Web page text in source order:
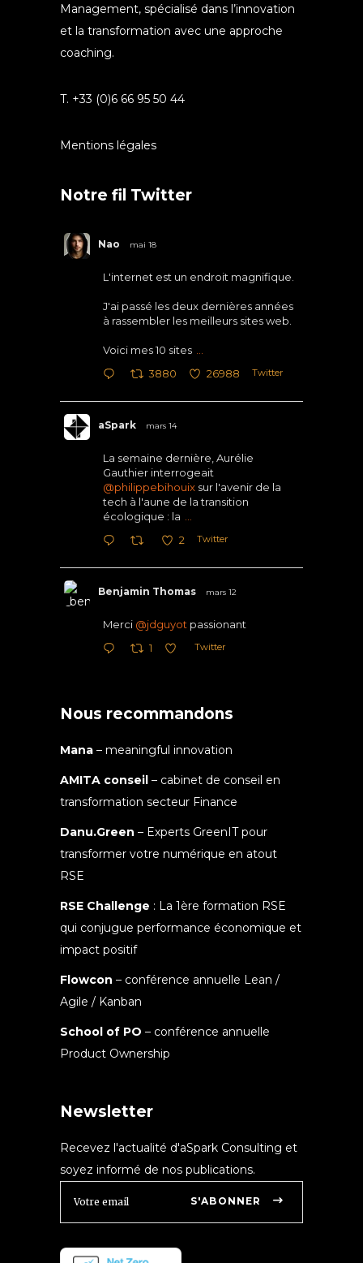
Management, spécialisé dans l’innovation
et la transformation avec une approche
coaching.
T. +33 (0)6 66 95 50 44
Mentions légales
Notre fil Twitter
Nao mai 18
L'internet est un endroit magnifique.
J'ai passé les deux dernières années
à rassembler les meilleurs sites web.
Voici mes 10 sites
3880 26988 Twitter
aSpark mars 14
La semaine dernière, Aurélie
Gauthier interrogeait
@philippebihouix sur l'avenir de la
tech à l'aune de la transition
écologique : la
2 Twitter
Benjamin Thomas mars 12
Merci @jdguyot passionant
1 Twitter
Nous recommandons
Mana – meaningful innovation
AMITA conseil – cabinet de conseil en
transformation secteur Finance
Danu.Green – Experts GreenIT pour
transformer votre numérique en atout
RSE
RSE Challenge : La 1ère formation RSE
qui conjugue performance économique et
impact positif
Flowcon – conférence annuelle Lean /
Agile / Kanban
School of PO – conférence annuelle
Product Ownership
Newsletter
Recevez l'actualité d'aSpark Consulting et
soyez informé de nos publications.
S'ABONNER